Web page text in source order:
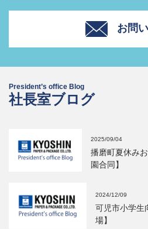
お問
President’s office Blog
社長室ブログ
2025/09/04
播磨町夏休み
園合同】
2024/12/09
可児市小学生
場】